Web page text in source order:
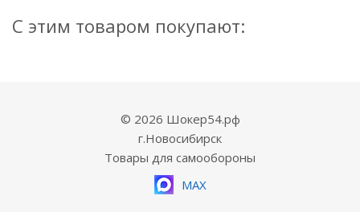
С этим товаром покупают:
© 2026 Шокер54.рф
г.Новосибирск
Товары для самообороны
MAX